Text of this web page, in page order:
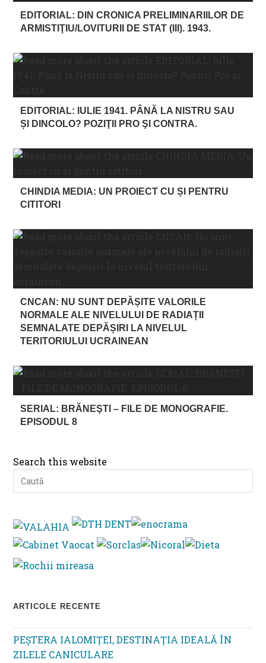
EDITORIAL: DIN CRONICA PRELIMINARIILOR DE
ARMISTIŢIU/LOVITURII DE STAT (III). 1943.
EDITORIAL: IULIE 1941. PÂNĂ LA NISTRU SAU
ȘI DINCOLO? POZIŢII PRO ŞI CONTRA.
CHINDIA MEDIA: UN PROIECT CU ȘI PENTRU
CITITORI
CNCAN: NU SUNT DEPĂȘITE VALORILE
NORMALE ALE NIVELULUI DE RADIAȚII
SEMNALATE DEPĂȘIRI LA NIVELUL
TERITORIULUI UCRAINEAN
SERIAL: BRĂNEŞTI – FILE DE MONOGRAFIE.
EPISODUL 8
Search this website
ARTICOLE RECENTE
PEȘTERA IALOMIȚEI, DESTINAȚIA IDEALĂ ÎN
ZILELE CANICULARE